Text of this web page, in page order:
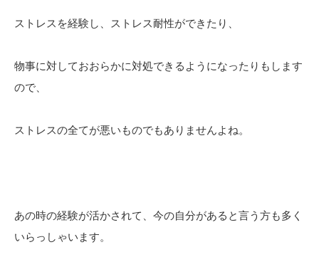
ストレスを経験し、ストレス耐性ができたり、
物事に対しておおらかに対処できるようになったりもします
ので、
ストレスの全てが悪いものでもありませんよね。
あの時の経験が活かされて、今の自分があると言う方も多く
いらっしゃいます。